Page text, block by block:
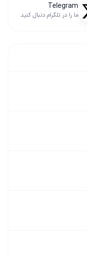
Telegram
ما را در تلگرام دنبال کنید